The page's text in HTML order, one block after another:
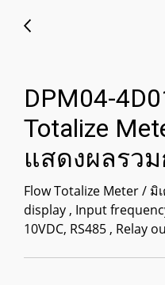
DPM04-
Totalize
แสดงผลรว
Flow Totalize Meter / มิ
display , Input
10VDC, RS485 , Relay